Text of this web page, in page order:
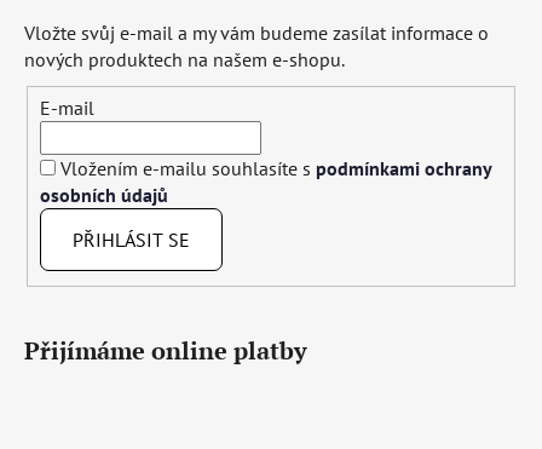
Vložte svůj e-mail a my vám budeme zasílat informace o
nových produktech na našem e-shopu.
E-mail
Vložením e-mailu souhlasíte s podmínkami ochrany
osobních údajů
PŘIHLÁSIT SE
Přijímáme online platby